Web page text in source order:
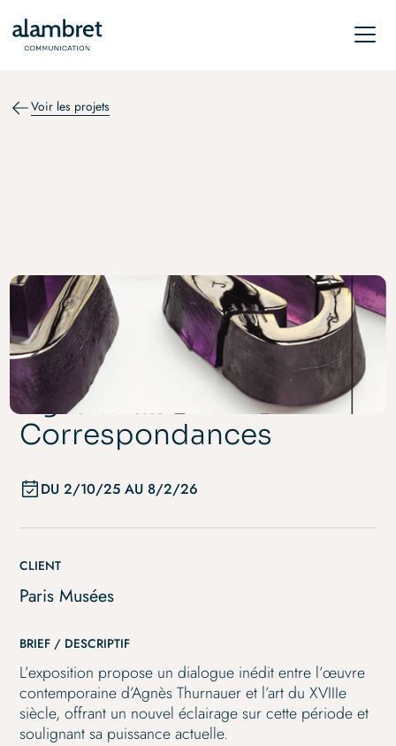
Voir les projets
RELATIONS DE PRESSE
Musée Cognacq-Jay :
Agnès Thurnauer -
Correspondances
DU 2/10/25 AU 8/2/26
CLIENT
Paris Musées
BRIEF / DESCRIPTIF
L’exposition propose un dialogue inédit entre l’œuvre
contemporaine d’Agnès Thurnauer et l’art du XVIIIe
siècle, offrant un nouvel éclairage sur cette période et
soulignant sa puissance actuelle.